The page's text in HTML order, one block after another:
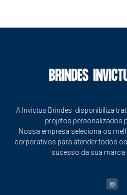
A Invictus Brindes disponibiliza
projetos personalizados
Nossa empresa seleciona os
corporativos para atender todos
sucesso da sua marca